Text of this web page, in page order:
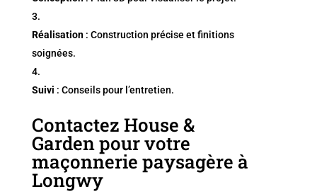
Réalisation: Construction précise et finitions
soignées.
Suivi : Conseils pour l’entretien.
Contactez House &
Garden pour votre
maçonnerie paysagère à
Longwy